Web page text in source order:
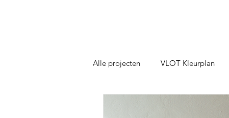
Alle projecten VLOT Kleurplan